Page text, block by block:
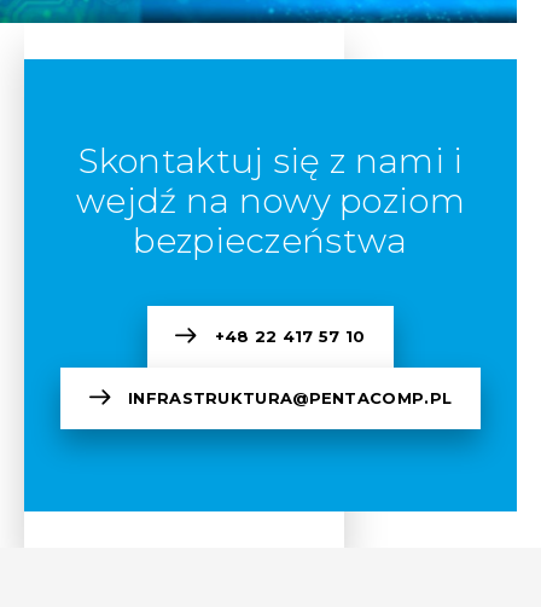
Skontaktuj się z nami i
wejdź na nowy poziom
bezpieczeństwa
+48 22 417 57 10
INFRASTRUKTURA@PENTACOMP.PL